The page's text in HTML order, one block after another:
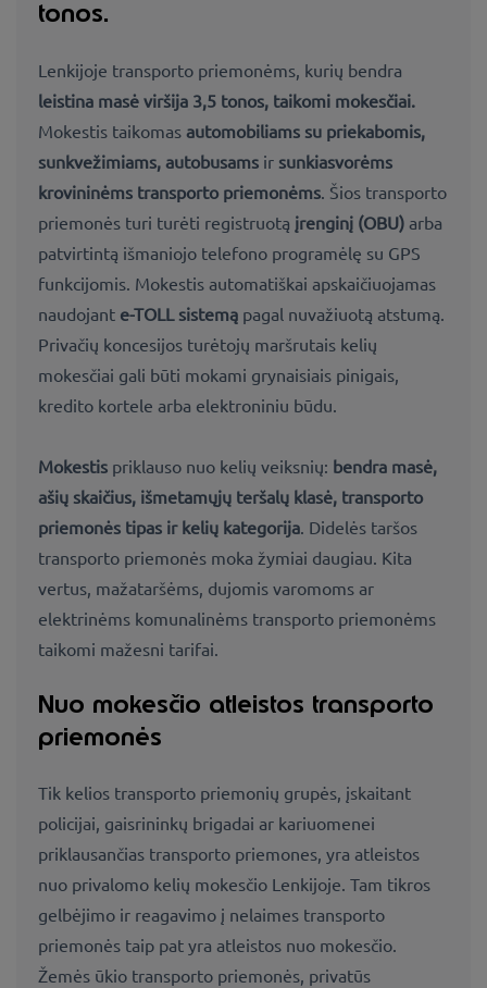
tonos.
Lenkijoje transporto priemonėms, kurių bendra
leistina masė viršija 3,5 tonos, taikomi mokesčiai.
Mokestis taikomas automobiliams su priekabomis,
sunkvežimiams, autobusams ir sunkiasvorėms
krovininėms transporto priemonėms . Šios transporto
priemonės turi turėti registruotą įrenginį (OBU) arba
patvirtintą išmaniojo telefono programėlę su GPS
funkcijomis. Mokestis automatiškai apskaičiuojamas
naudojant e-TOLL sistemą pagal nuvažiuotą atstumą.
Privačių koncesijos turėtojų maršrutais kelių
mokesčiai gali būti mokami grynaisiais pinigais,
kredito kortele arba elektroniniu būdu.
Mokestis priklauso nuo kelių veiksnių: bendra masė,
ašių skaičius, išmetamųjų teršalų klasė, transporto
priemonės tipas ir kelių kategorija . Didelės taršos
transporto priemonės moka žymiai daugiau. Kita
vertus, mažataršėms, dujomis varomoms ar
elektrinėms komunalinėms transporto priemonėms
taikomi mažesni tarifai.
Nuo mokesčio atleistos transporto
priemonės
Tik kelios transporto priemonių grupės, įskaitant
policijai, gaisrininkų brigadai ar kariuomenei
priklausančias transporto priemones, yra atleistos
nuo privalomo kelių mokesčio Lenkijoje. Tam tikros
gelbėjimo ir reagavimo į nelaimes transporto
priemonės taip pat yra atleistos nuo mokesčio.
Žemės ūkio transporto priemonės, privatūs